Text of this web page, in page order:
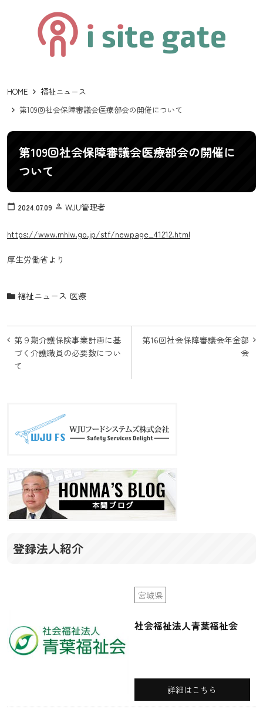
HOME
福祉ニュース
第109回社会保障審議会医療部会の開催について
第109回社会保障審議会医療部会の開催に
ついて
calendar_today 2024.07.09 person_outline WJU管理者
https://www.mhlw.go.jp/stf/newpage_41212.html
厚生労働省より
福祉ニュース 医療
投
稿
ナ
ー
ョ
ン
第16回社会保障審議会年金部
会
第９期介護保険事業計画に基
づく介護職員の必要数につい
て
登録法人紹介
宮城県
社会福祉法人青葉福祉会
詳細はこちら